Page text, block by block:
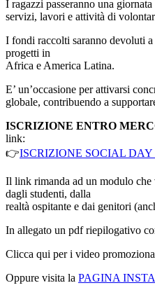
I ragazzi passeranno una
servizi, lavori e attività di
I fondi raccolti saranno devoluti
progetti in
Africa e America Latina.
E’ un’occasione per attivarsi
globale, contribuendo a
ISCRIZIONE ENTRO
link:
👉ISCRIZIONE SOCIAL
Il link rimanda ad un modulo
dagli studenti, dalla
realtà ospitante e dai genitori
In allegato un pdf riepilogativo
Clicca qui per i video
Oppure visita la PAGINA